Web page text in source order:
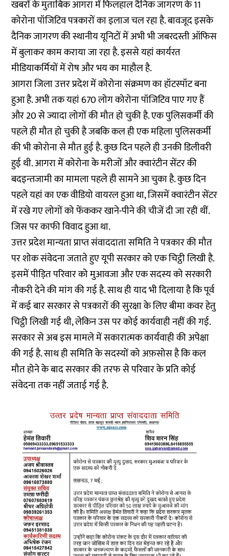
खबरों के मुताबिक आगरा में फिलहाल दैनिक जागरण के 11
कोरोना पॉजिटिव पत्रकारों का इलाज चल रहा है. बावजूद इसके
दैनिक जागरण की स्थानीय यूनिटों में अभी भी जबरदस्ती ऑफिस
में बुलाकर काम कराया जा रहा है. इससे यहां कार्यरत
मीडियाकर्मियों में रोष और भय का माहौल है.
आगरा जिला उत्तर प्रदेश में कोरोना संक्रमण का हॉटस्पॉट बना
हुआ है. अभी तक यहां 670 लोग कोरोना पॉजिटिव पाए गए हैं
और 20 से ज्यादा लोगों की मौत हो चुकी है. एक पुलिसकर्मी की
पहले ही मौत हो चुकी है जबकि कल ही एक महिला पुलिसकर्मी
की भी कोरोना से मौत हुई है. कुछ दिन पहले ही उनकी डिलीवरी
हुई थी. आगरा में कोरोना के मरीजों और क्वारंटीन सेंटर की
बदइन्तजामी का मामला पहले ही सामने आ चुका है. कुछ दिन
पहले यहां का एक वीडियो वायरल हुआ था, जिसमें क्वारंटीन सेंटर
में रखे गए लोगों को फेंककर खाने-पीने की चीजें दी जा रही थीं.
जिस पर काफी विवाद हुआ था.
उत्तर प्रदेश मान्यता प्राप्त संवाददाता समिति ने पत्रकार की मौत
पर शोक संवेदना जताते हुए यूपी सरकार को एक चिट्ठी लिखी है.
इसमें पीड़ित परिवार को मुआवजा और एक सदस्य को सरकारी
नौकरी देने की मांग की गई है. साथ ही याद भी दिलाया है कि पूर्व
में कई बार सरकार से पत्रकारों की सुरक्षा के लिए बीमा कवर हेतु
चिट्ठी लिखी गई थी, लेकिन उस पर कोई कार्यवाही नहीं की गई.
सरकार से अब इस मामले में सकारात्मक कार्यवाही की अपेक्षा
की गई है. साथ ही समिति के सदस्यों को अफ़सोस है कि कल
मौत होने के बाद सरकार की तरफ से परिवार के प्रति कोई
संवेदना तक नहीं जताई गई है.